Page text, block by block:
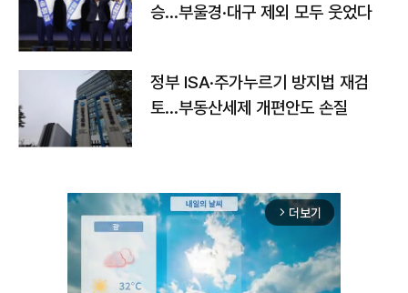
승…부울경·대구 제외 모두 웃었다
정부 ISA·주가누르기 방지법 재검
토…부동산세제 개편안도 손질
arrow_forward_ios 더보기